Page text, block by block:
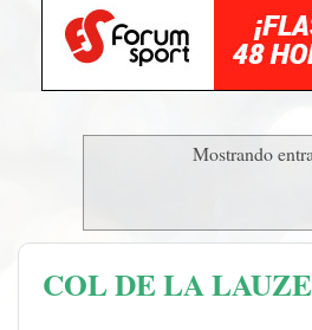
Mostrando
COL DE LA